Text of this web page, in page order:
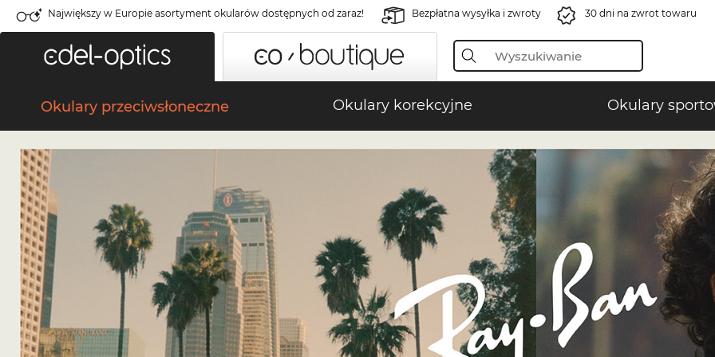
Największy w Europie asortyment okularów dostępnych od zaraz! Bezpłatna wysyłka i zwroty 30 dni na zwrot towaru
Okulary przeciwsłoneczne Okulary korekcyjne Okulary